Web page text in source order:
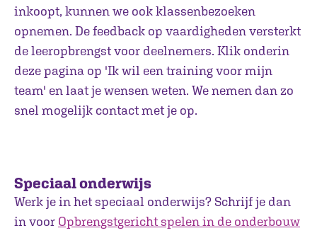
inkoopt, kunnen we ook klassenbezoeken
opnemen. De feedback op vaardigheden versterkt
de leeropbrengst voor deelnemers. Klik onderin
deze pagina op 'Ik wil een training voor mijn
team' en laat je wensen weten. We nemen dan zo
snel mogelijk contact met je op.
Speciaal onderwijs
Werk je in het speciaal onderwijs? Schrijf je dan
in voor Opbrengstgericht spelen in de onderbouw